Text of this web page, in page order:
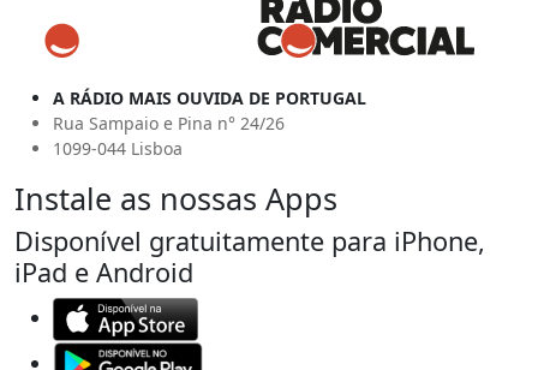
A RÁDIO MAIS OUVIDA DE PORTUGAL
Rua Sampaio e Pina n° 24/26
1099-044 Lisboa
Instale as nossas Apps
Disponível gratuitamente para iPhone,
iPad e Android